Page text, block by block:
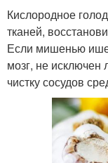
Кислородное
тканей,
Если мишенью
мозг, не
чистку сосудов